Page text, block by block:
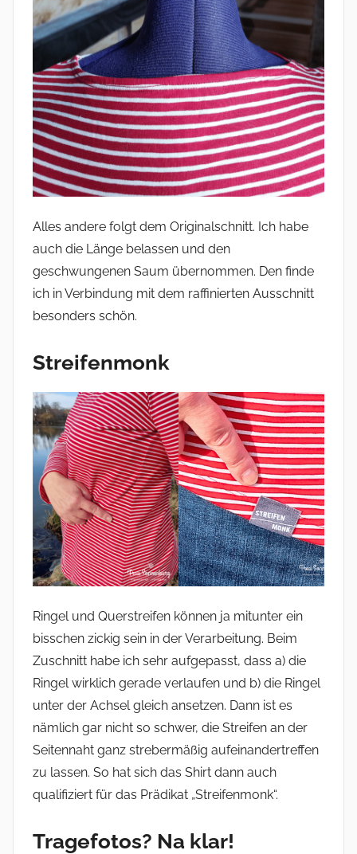
Alles andere folgt dem Originalschnitt. Ich habe
auch die Länge belassen und den
geschwungenen Saum übernommen. Den finde
ich in Verbindung mit dem raffinierten Ausschnitt
besonders schön.
Streifenmonk
Ringel und Querstreifen können ja mitunter ein
bisschen zickig sein in der Verarbeitung. Beim
Zuschnitt habe ich sehr aufgepasst, dass a) die
Ringel wirklich gerade verlaufen und b) die Ringel
unter der Achsel gleich ansetzen. Dann ist es
nämlich gar nicht so schwer, die Streifen an der
Seitennaht ganz strebermäßig aufeinandertreffen
zu lassen. So hat sich das Shirt dann auch
qualifiziert für das Prädikat „Streifenmonk“.
Tragefotos? Na klar!